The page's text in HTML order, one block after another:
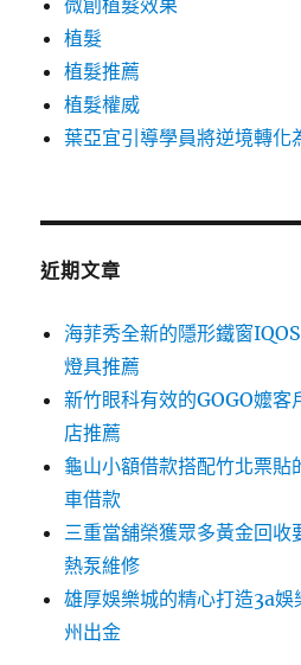
微創植髮效果
植髮
植髮推薦
植髮權威
葉亞宜引導學員將逆境轉化
近期文章
海菲秀全新的隱形鐵窗
燈具推薦
新竹眼科有效的GOGO嬤客
店推薦
龜山小額借款搭配竹北票貼
車借款
三重當舖榮獲眾多黃金回收
熱泵維修
雄厚娛樂城的精心打造3a
州出金